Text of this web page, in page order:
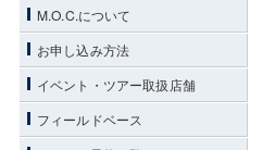
M.O.C.について
お申し込み方法
イベント・ツアー取扱店舗
フィールドベース